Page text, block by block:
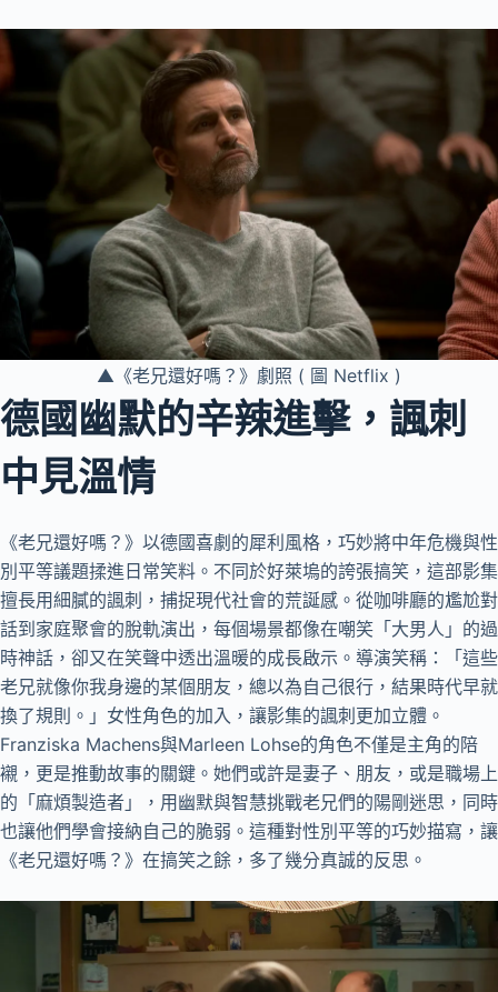
▲《老兄還好嗎？》劇照 ( 圖 Netflix )
德國幽默的辛辣進擊，諷刺
中見溫情
《老兄還好嗎？》以德國喜劇的犀利風格，巧妙將中年危機與性
別平等議題揉進日常笑料。不同於好萊塢的誇張搞笑，這部影集
擅長用細膩的諷刺，捕捉現代社會的荒誕感。從咖啡廳的尷尬對
話到家庭聚會的脫軌演出，每個場景都像在嘲笑「大男人」的過
時神話，卻又在笑聲中透出溫暖的成長啟示。導演笑稱：「這些
老兄就像你我身邊的某個朋友，總以為自己很行，結果時代早就
換了規則。」女性角色的加入，讓影集的諷刺更加立體。
Franziska Machens與Marleen Lohse的角色不僅是主角的陪
襯，更是推動故事的關鍵。她們或許是妻子、朋友，或是職場上
的「麻煩製造者」，用幽默與智慧挑戰老兄們的陽剛迷思，同時
也讓他們學會接納自己的脆弱。這種對性別平等的巧妙描寫，讓
《老兄還好嗎？》在搞笑之餘，多了幾分真誠的反思。